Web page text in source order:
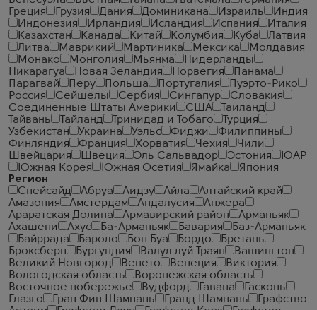
Греция
Грузия Дания Доминикана Израиль
Индия
Индонезия
Ирландия Исландия Испания
Италия
Казахстан
Канада Китай Колумбия Куба
Латвия
Литва
Маврикий Мартиника Мексика
Молдавия
Монако
Монголия Мьянма
Нидерланды
Никарагуа
Новая Зеландия Норвегия
Панама
Парагвай
Перу Польша Португалия
Пуэрто-Рико
Россия
Сейшелы Сербия Сингапур
Словакия
Соединенные Штаты Америки
США
Таиланд
Тайвань
Тайланд Тринидад и Тобаго
Турция
Узбекистан
Украина Уэльс Фиджи
Филиппины
Финляндия
Франция Хорватия Чехия
Чили
Швейцария
Швеция Эль Сальвадор Эстония
ЮАР
Южная Корея
Южная Осетия Ямайка
Япония
Регион
Спейсайд
Абруа Аидзу Айла
Алтайский край
Амазония
Амстердам Андалусия
Анжера
Араратская Долина
Армавирский район
Арманьяк
Ахашени
Ахус Ба-Арманьяк Бавария
Баз-Арманьяк
Байррада
Бароло Бон Буа Бордо
Бретань
Броксберн
Бургундия Валул луй Траян
Вашингтон
Великий Новгород
Венето Венеция
Виктория
Вологодская область
Воронежская область
Восточное побережье
Вудфорд Гавана
Гасконь
Глазго
Гран Фин Шампань Гранд Шампань
Графство